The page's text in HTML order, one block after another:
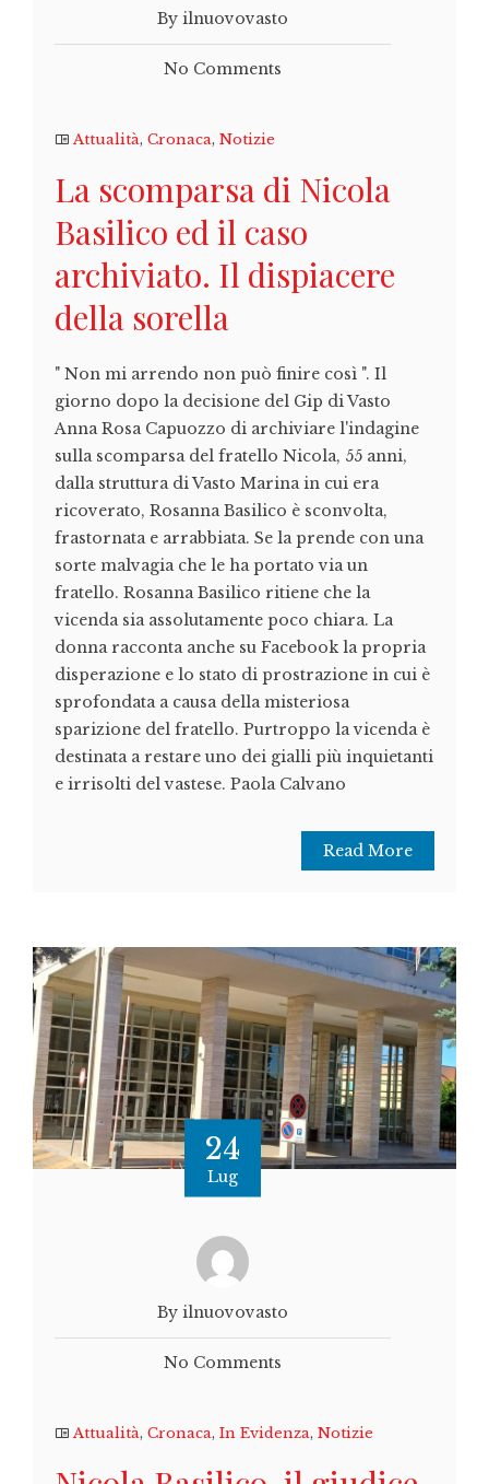
By ilnuovovasto
No Comments
Attualità, Cronaca, Notizie
La scomparsa di Nicola
Basilico ed il caso
archiviato. Il dispiacere
della sorella
" Non mi arrendo non può finire così ". Il
giorno dopo la decisione del Gip di Vasto
Anna Rosa Capuozzo di archiviare l'indagine
sulla scomparsa del fratello Nicola, 55 anni,
dalla struttura di Vasto Marina in cui era
ricoverato, Rosanna Basilico è sconvolta,
frastornata e arrabbiata. Se la prende con una
sorte malvagia che le ha portato via un
fratello. Rosanna Basilico ritiene che la
vicenda sia assolutamente poco chiara. La
donna racconta anche su Facebook la propria
disperazione e lo stato di prostrazione in cui è
sprofondata a causa della misteriosa
sparizione del fratello. Purtroppo la vicenda è
destinata a restare uno dei gialli più inquietanti
e irrisolti del vastese. Paola Calvano
Read More
24
Lug
By ilnuovovasto
No Comments
Attualità, Cronaca, In Evidenza, Notizie